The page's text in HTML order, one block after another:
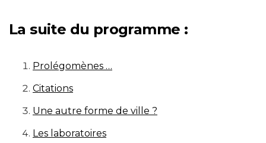
La suite du programme :
Prolégomènes …
Citations
Une autre forme de ville ?
Les laboratoires